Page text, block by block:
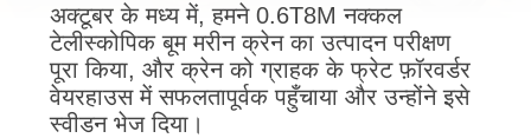
गुणवत्ता
नियंत्रण
अक्टूबर के मध्य में, हमने 0.6T8M नक्कल
टेलीस्कोपिक बूम मरीन क्रेन का उत्पादन परीक्षण
पूरा किया, और क्रेन को ग्राहक के फ्रेट फ़ॉरवर्डर
वेयरहाउस में सफलतापूर्वक पहुँचाया और उन्होंने इसे
स्वीडन भेज दिया।